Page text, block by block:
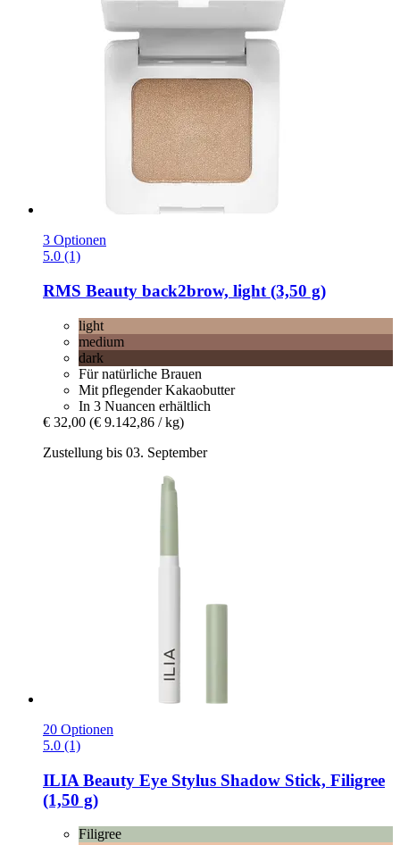
3 Optionen
5.0 (1)
RMS Beauty back2brow, light (3,50 g)
light
medium
dark
Für natürliche Brauen
Mit pflegender Kakaobutter
In 3 Nuancen erhältlich
€ 32,00 (€ 9.142,86 / kg)
Zustellung bis 03. September
20 Optionen
5.0 (1)
ILIA Beauty Eye Stylus Shadow Stick, Filigree
(1,50 g)
Filigree